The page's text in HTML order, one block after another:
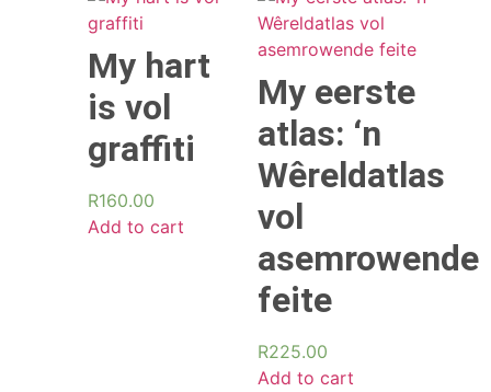
My hart
is vol
graffiti
R160.00
Add to cart
My eerste
atlas: ‘n
Wêreldatlas
vol
asemrowende
feite
R225.00
Add to cart